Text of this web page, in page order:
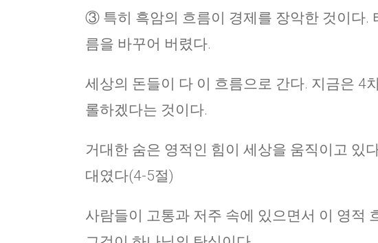
③ 특히 흑암의 흐름이 경제를 장악한 것이다.
름을 바꾸어 버렸다.
세상의 돈들이 다 이 흐름으로 간다. 지금은 4
롤하겠다는 것이다.
거대한 숨은 영적인 힘이 세상을 움직이고 있
대였다(4-5절)
사람들이 고통과 저주 속에 있으면서 이 영적